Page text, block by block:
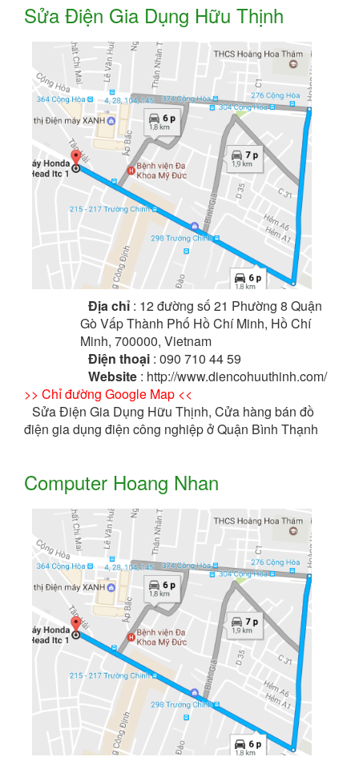
Sửa Điện Gia Dụng Hữu Thịnh
Địa chỉ : 12 đường số 21 Phường 8 Quận
Gò Vấp Thành Phố Hồ Chí Minh, Hồ Chí
Minh, 700000, Vietnam
Điện thoại : 090 710 44 59
Website : http://www.diencohuuthinh.com/
>> Chỉ đường Google Map <<
Sửa Điện Gia Dụng Hữu Thịnh, Cửa hàng bán đồ
điện gia dụng điện công nghiệp ở Quận Bình Thạnh
Computer Hoang Nhan